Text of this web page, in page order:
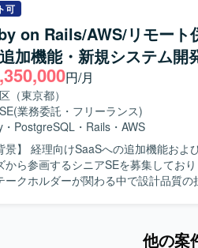
値の向上に直接貢献できるポジション
定義から実装・テストまで一貫した
ンス改善など技術的な意思決定にも
ムを率いる経験を通じて、技術的リー
心とし、フロントエンドに
、React.js、Jest、CodeceptJS、
フラはAWS（ALB、Fargate、Aurora
）上に構築されており、Dockerを使
MySQL、Redis、Elasticsearchを利
はGithub、GitHub ActionsやJenkins
、Redashなどによるモニタリング
きます。GCP（Vertex AI等）やAIコ
携わり、3～5人程度のチームでアジ
行っていただきます。要件定義から
改良まで一貫して関わっていただきます。 【求める人物像
みづくり、アーキテクチャの選定に主
を0→1で育てる過程に興味があり、ス
す。サステナビリティ分野（環境問
ションの魅力】 環境負荷可視化という社会的意義の高い領域
SaaSプロダクトのAIツール開発にフ
ではのスピード感の中で、クライア
でき、GCP（Vertex AI等）や最新の
環境】 フロントエンドはVue.js 3系およびNuxt.js 3系、バック
AIなど）を組み合わせ、CIには
可
on Rails/AWS/リモー
加機能・新規システム開
円/月
（東京都）
(業務委託・フリーランス)
・ PostgreSQL ・ Rails ・ AWS
景】 経理向けSaaSへの追加機能お
から参画するシニアSEを募集してお
ークホルダーが関わる中で設計品質
術検証・PoCを実施していただきま
他の案